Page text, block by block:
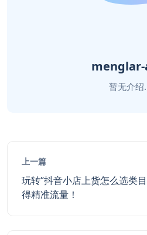
暂无介绍
上一篇
玩转“抖音小店上货怎么选类
得精准流量！